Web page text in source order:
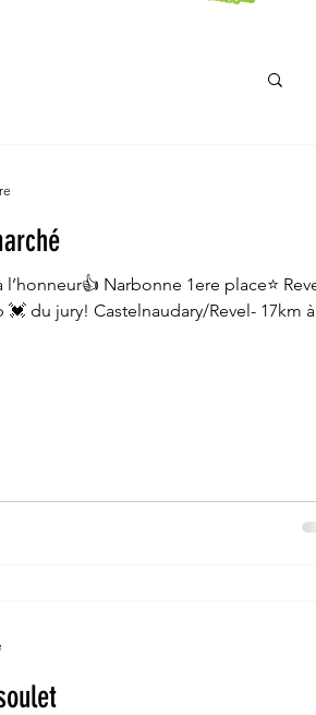
l’honneur👍 Narbonne 1ere place⭐️
du jury! Castelnaudary/Revel- 17km à